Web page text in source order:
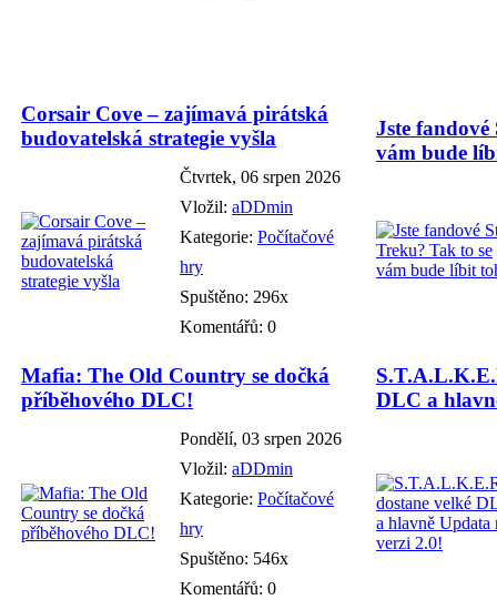
Corsair Cove – zajímavá pirátská
budovatelská strategie vyšla
Čtvrtek, 06 srpen 2026
Vložil: aDDmin
Kategorie: Počítačové
hry
Spuštěno: 296x
Komentářů: 0
Jste
vám bude
Mafia: The Old Country se dočká
příběhového DLC!
Pondělí, 03 srpen 2026
Vložil: aDDmin
Kategorie: Počítačové
hry
Spuštěno: 546x
Komentářů: 0
DLC a